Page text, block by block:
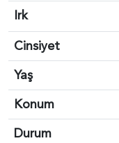
Irk
Cinsiyet
Yaş
Konum
Durum